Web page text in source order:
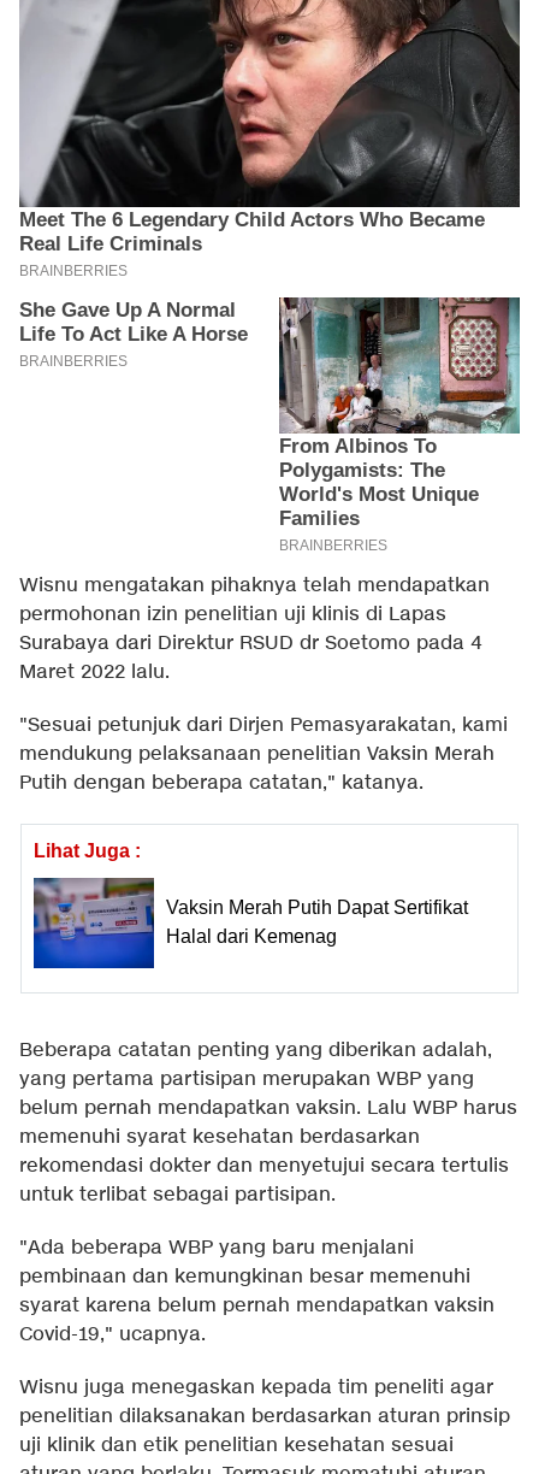
Wisnu mengatakan pihaknya telah mendapatkan
permohonan izin penelitian uji klinis di Lapas
Surabaya dari Direktur RSUD dr Soetomo pada 4
Maret 2022 lalu.
"Sesuai petunjuk dari Dirjen Pemasyarakatan, kami
mendukung pelaksanaan penelitian Vaksin Merah
Putih dengan beberapa catatan," katanya.
Lihat Juga :
Vaksin Merah Putih Dapat Sertifikat
Halal dari Kemenag
Beberapa catatan penting yang diberikan adalah,
yang pertama partisipan merupakan WBP yang
belum pernah mendapatkan vaksin. Lalu WBP harus
memenuhi syarat kesehatan berdasarkan
rekomendasi dokter dan menyetujui secara tertulis
untuk terlibat sebagai partisipan.
"Ada beberapa WBP yang baru menjalani
pembinaan dan kemungkinan besar memenuhi
syarat karena belum pernah mendapatkan vaksin
Covid-19," ucapnya.
Wisnu juga menegaskan kepada tim peneliti agar
penelitian dilaksanakan berdasarkan aturan prinsip
uji klinik dan etik penelitian kesehatan sesuai